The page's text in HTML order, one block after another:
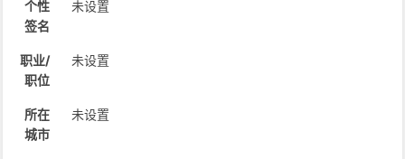
个性
签名
未设置
职业/
职位
未设置
所在
城市
未设置